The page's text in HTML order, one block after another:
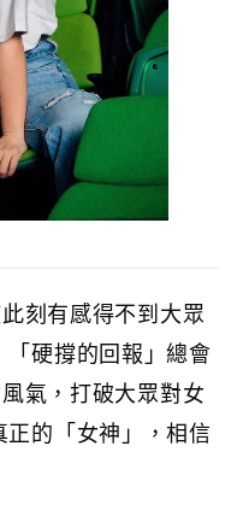
刻有感得不到大眾
硬撐的回報」總會
氣，打破大眾對女
的「女神」，相信